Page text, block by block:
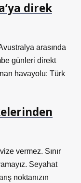
direk
arasında
günleri direkt
havayolu: Türk
vermez. Sınır
Seyahat
noktanızın